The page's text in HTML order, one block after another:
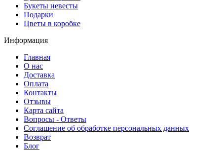
Букеты невесты
Подарки
Цветы в коробке
Информация
Главная
О нас
Доставка
Оплата
Контакты
Отзывы
Карта сайта
Вопросы - Ответы
Соглашение об обработке персональных данных
Возврат
Блог